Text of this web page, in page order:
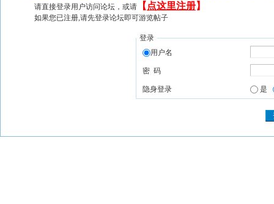
请直接登录用户访问论坛，或请 【 点这里注册】
如果您已注册,请先登录论坛即可游览帖子
登录
用户名
密 码
隐身登录 是